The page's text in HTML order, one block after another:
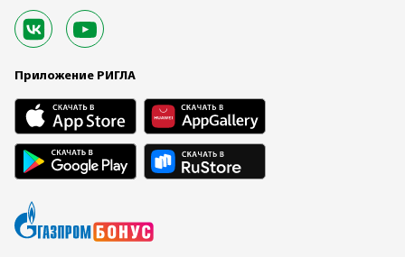
Приложение РИГЛА